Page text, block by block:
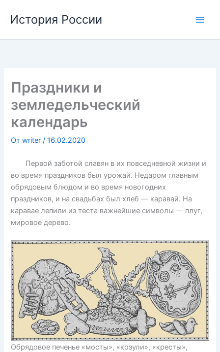
содержимому
История России
Праздники и
земледельческий
календарь
Отwriter/16.02.2020
Первой заботой славян в их повседневной жизни и
во время праздников был урожай. Недаром главным
обрядовым блюдом и во время новогодних
праздников, и на свадьбах был хлеб — каравай. На
каравае лепили из теста важнейшие символы — плуг,
мировое дерево.
Обрядовое печенье «мосты», «козули», «кресты»,